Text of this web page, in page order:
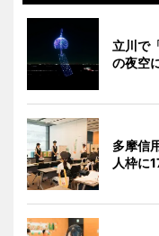
立川で
の夜空
多摩信
人枠に